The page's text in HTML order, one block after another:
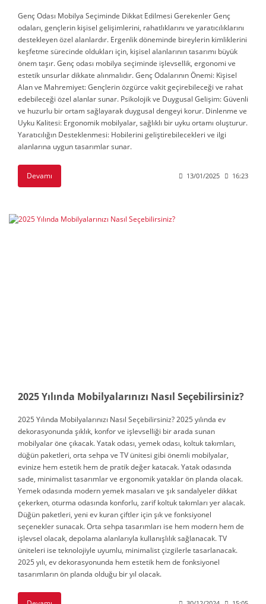
Genç Odası Mobilya Seçiminde Dikkat Edilmesi Gerekenler Genç
odaları, gençlerin kişisel gelişimlerini, rahatlıklarını ve yaratıcılıklarını
destekleyen özel alanlardır. Ergenlik döneminde bireylerin kimliklerini
keşfetme sürecinde oldukları için, kişisel alanlarının tasarımı büyük
önem taşır. Genç odası mobilya seçiminde işlevsellik, ergonomi ve
estetik unsurlar dikkate alınmalıdır. Genç Odalarının Önemi: Kişisel
Alan ve Mahremiyet: Gençlerin özgürce vakit geçirebileceği ve rahat
edebileceği özel alanlar sunar. Psikolojik ve Duygusal Gelişim: Güvenli
ve huzurlu bir ortam sağlayarak duygusal dengeyi korur. Dinlenme ve
Uyku Kalitesi: Ergonomik mobilyalar, sağlıklı bir uyku ortamı oluşturur.
Yaratıcılığın Desteklenmesi: Hobilerini geliştirebilecekleri ve ilgi
alanlarına uygun tasarımlar sunar.
Devamı 13/01/2025 16:23
2025 Yılında Mobilyalarınızı Nasıl Seçebilirsiniz?
2025 Yılında Mobilyalarınızı Nasıl Seçebilirsiniz? 2025 yılında ev
dekorasyonunda şıklık, konfor ve işlevselliği bir arada sunan
mobilyalar öne çıkacak. Yatak odası, yemek odası, koltuk takımları,
düğün paketleri, orta sehpa ve TV ünitesi gibi önemli mobilyalar,
evinize hem estetik hem de pratik değer katacak. Yatak odasında
sade, minimalist tasarımlar ve ergonomik yataklar ön planda olacak.
Yemek odasında modern yemek masaları ve şık sandalyeler dikkat
çekerken, oturma odasında konforlu, zarif koltuk takımları yer alacak.
Düğün paketleri, yeni ev kuran çiftler için şık ve fonksiyonel
seçenekler sunacak. Orta sehpa tasarımları ise hem modern hem de
işlevsel olacak, depolama alanlarıyla kullanışlılık sağlanacak. TV
üniteleri ise teknolojiyle uyumlu, minimalist çizgilerle tasarlanacak.
2025 yılı, ev dekorasyonunda hem estetik hem de fonksiyonel
tasarımların ön planda olduğu bir yıl olacak.